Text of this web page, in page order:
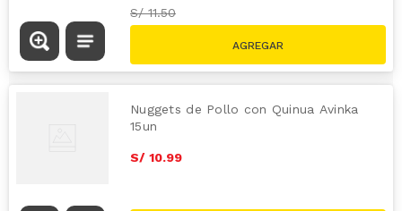
S/11.50
Nuggets de Pollo con Quinua Avinka
15un
S/ 10.99